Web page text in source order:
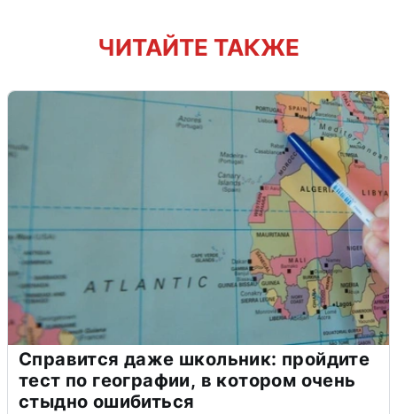
ЧИТАЙТЕ ТАКЖЕ
Справится даже школьник: пройдите
тест по географии, в котором очень
стыдно ошибиться